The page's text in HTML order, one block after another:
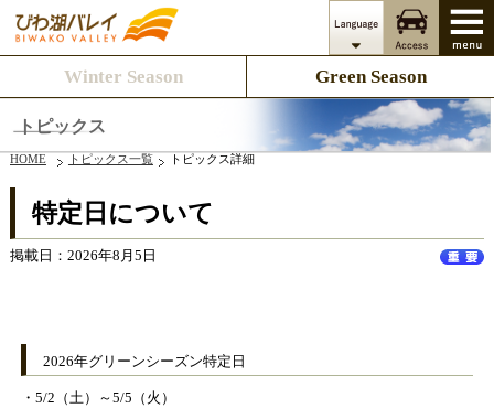
Winter Season Green Season
トピックス
HOME トピックス一覧 トピックス詳細
特定日について
掲載日：2026年8月5日
2026年グリーンシーズン特定日
・5/2（土）～5/5（火）